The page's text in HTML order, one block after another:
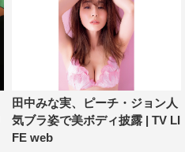
田中みな実、ピーチ・ジョン人
気ブラ姿で美ボディ披露 | TV LI
FE web